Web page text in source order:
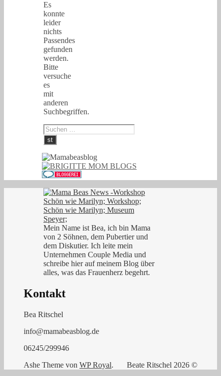
Es
konnte
leider
nichts
Passendes
gefunden
werden.
Bitte
versuche
es
mit
anderen
Suchbegriffen.
Mein Name ist Bea, ich bin Mama
von 2 Söhnen, dem Pubertier und
dem Diskutier. Ich leite mein
Unternehmen Couple Media und
schreibe hier auf meinem Blog über
alles, was das Frauenherz begehrt.
Kontakt
Bea Ritschel
info@mamabeasblog.de
06245/299946
Beate Ritschel 2026 ©
Ashe Theme von WP Royal.